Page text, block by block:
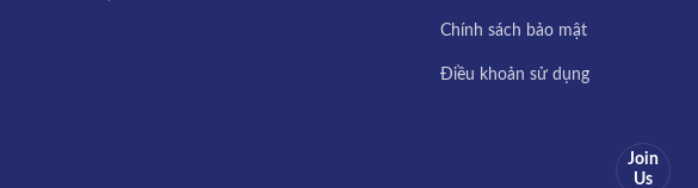
Join
Us
Chính sách bảo mật
Điều khoản sử dụng